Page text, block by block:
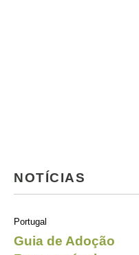
NOTÍCIAS
Portugal
Guia de Adoção